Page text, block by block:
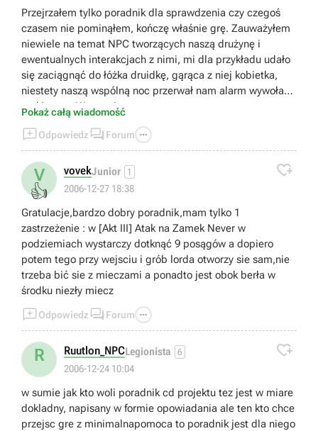
Przejrzałem tylko poradnik dla sprawdzenia czy czegoś
czasem nie pominąłem, kończę właśnie grę. Zauważyłem
niewiele na temat NPC tworzących naszą drużynę i
ewentualnych interakcjach z nimi, mi dla przykładu udało
się zaciągnąć do łóżka druidkę, gąrąca z niej kobietka,
niestety naszą wspólną noc przerwał nam alarm wywołany
atakiem na Warownię.
Pokaż całą wiadomość
Odpowiedz  Forum 
V
👍
vovekJunior 1
2006-12-27 18:38

Gratulacje,bardzo dobry poradnik,mam tylko 1
zastrzeżenie : w [Akt III] Atak na Zamek Never w
podziemiach wystarczy dotknąć 9 posągów a dopiero
potem tego przy wejsciu i grób lorda otworzy sie sam,nie
trzeba bić sie z mieczami a ponadto jest obok berła w
środku niezły miecz
Odpowiedz  Forum 
R Ruutlon_NPCLegionista 6
2006-12-24 10:04

w sumie jak kto woli poradnik cd projektu tez jest w miare
dokladny, napisany w formie opowiadania ale ten kto chce
przejsc gre z minimalnapomoca to poradnik jest dla niego